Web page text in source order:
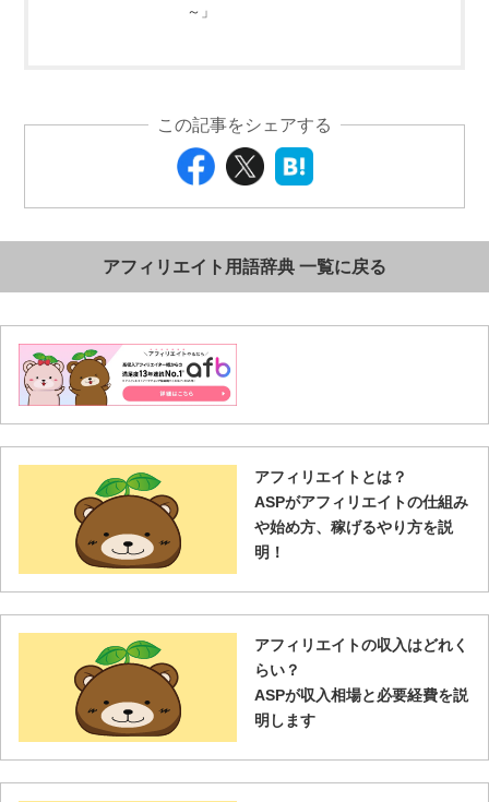
～」
この記事をシェアする
アフィリエイト用語辞典 一覧に戻る
アフィリエイトとは？
ASPがアフィリエイトの仕組み
や始め方、稼げるやり方を説
明！
アフィリエイトの収入はどれく
らい？
ASPが収入相場と必要経費を説
明します